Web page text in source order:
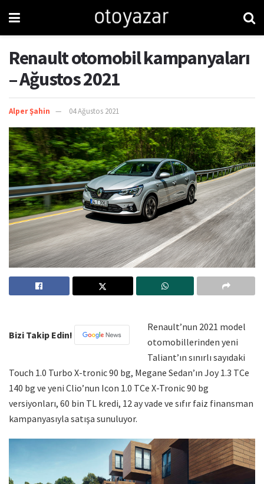
Renault otomobil kampanyaları
– Ağustos 2021
Alper Şahin 04 Ağustos 2021
Bizi Takip Edin!
Renault’nun 2021 model
otomobillerinden yeni
Taliant’ın sınırlı sayıdaki
Touch 1.0 Turbo X-tronic 90 bg, Megane Sedan’ın Joy 1.3 TCe
140 bg ve yeni Clio’nun Icon 1.0 TCe X-Tronic 90 bg
versiyonları, 60 bin TL kredi, 12 ay vade ve sıfır faiz finansman
kampanyasıyla satışa sunuluyor.